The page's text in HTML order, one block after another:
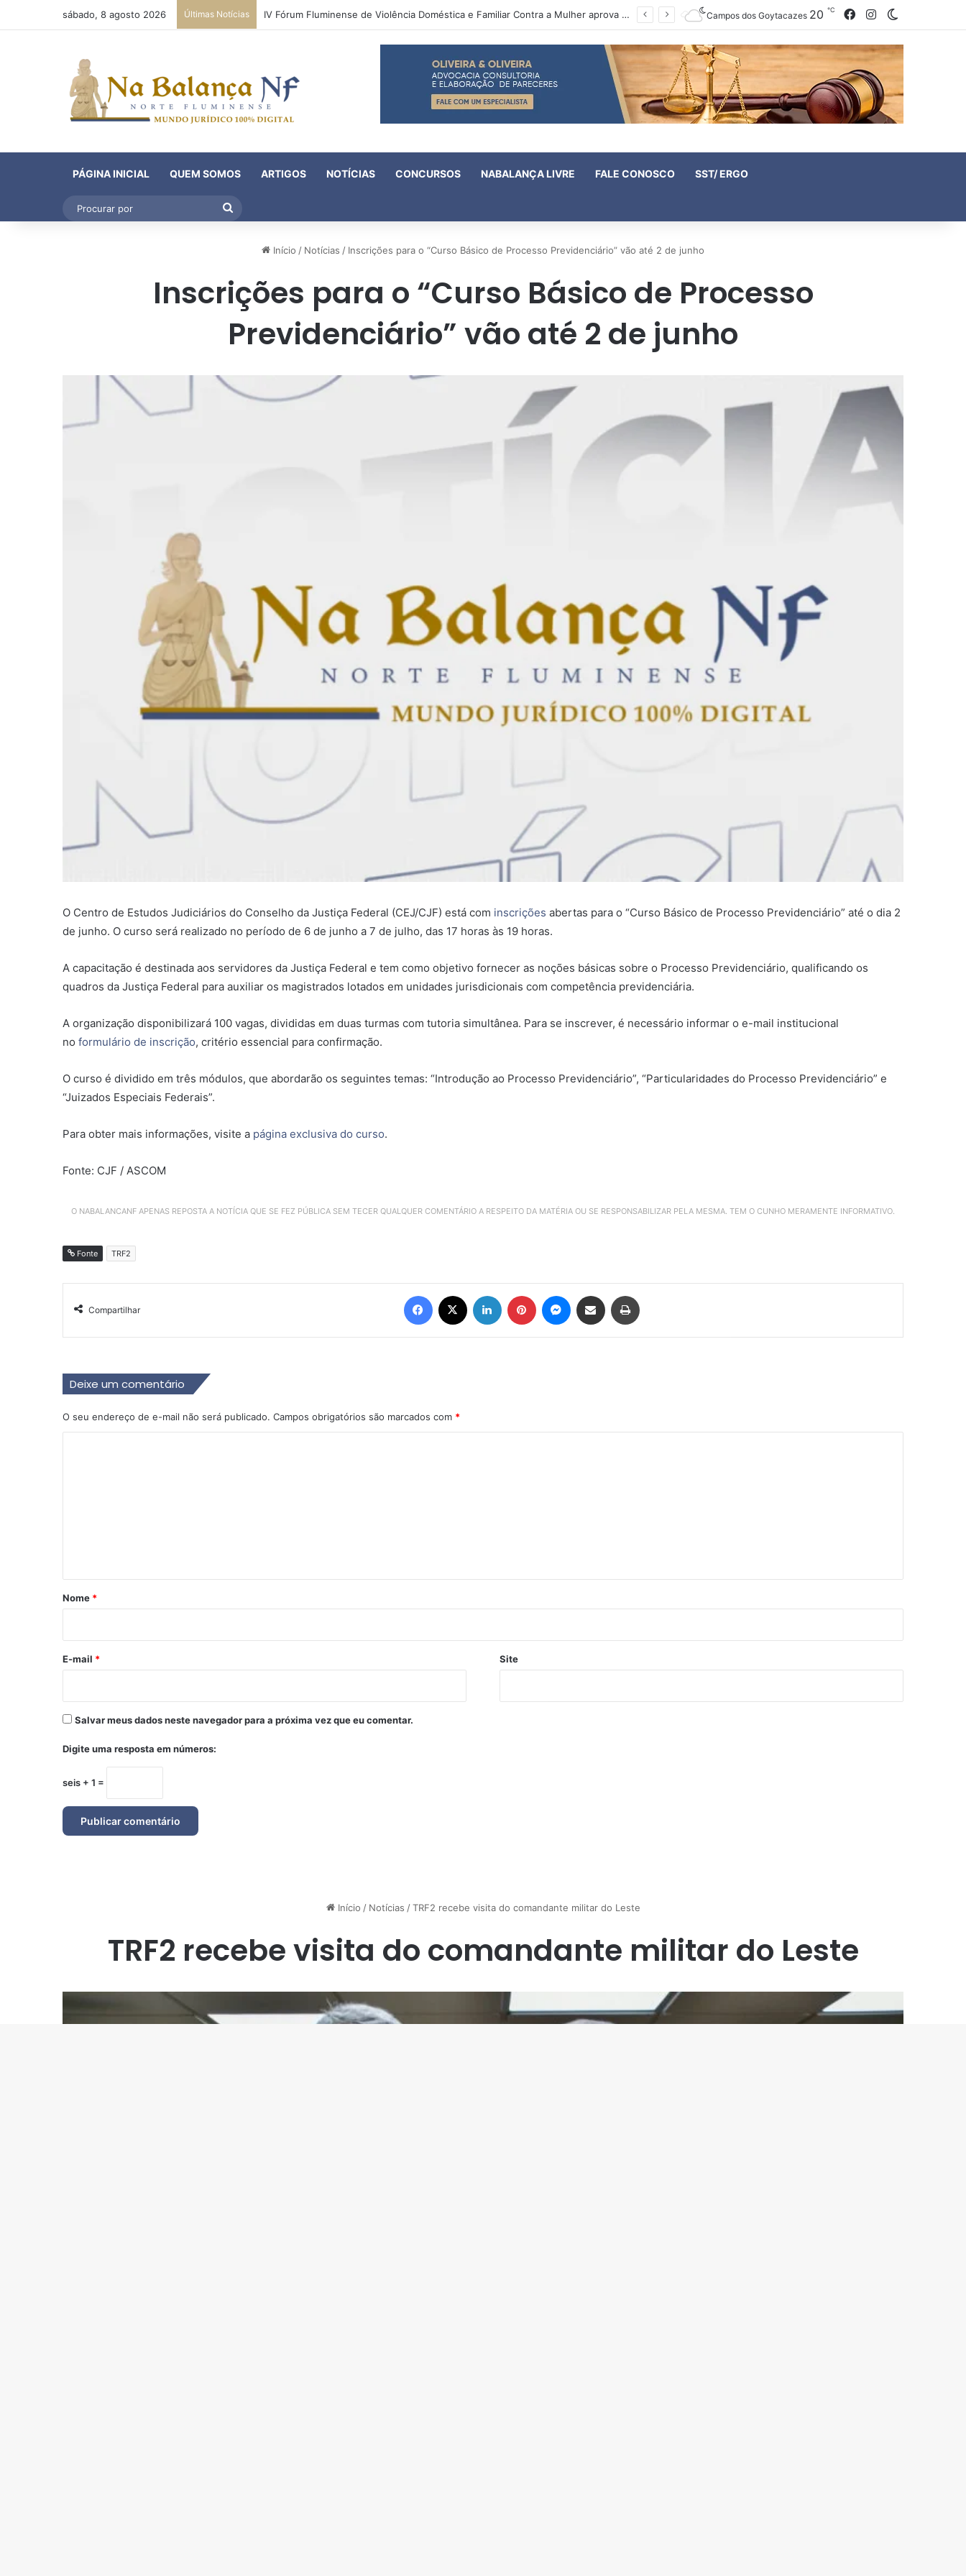
sábado, 8 agosto 2026 Últimas Notícias IV Fórum Fluminense de Violência Doméstica e Familiar Contra a Mulher aprova 18 enunciados Campos dos Goytacazes 20 ℃ FacebookInstagram
PÁGINA INICIAL QUEM SOMOS ARTIGOS NOTÍCIAS CONCURSOS NABALANÇA LIVRE FALE CONOSCO SST/ ERGO
Início / Notícias / Inscrições para o “Curso Básico de Processo Previdenciário” vão até 2 de junho
Inscrições para o “Curso Básico de Processo
Previdenciário” vão até 2 de junho
O Centro de Estudos Judiciários do Conselho da Justiça Federal (CEJ/CJF) está com inscrições abertas para o “Curso Básico de Processo Previdenciário” até o dia 2
de junho. O curso será realizado no período de 6 de junho a 7 de julho, das 17 horas às 19 horas.
A capacitação é destinada aos servidores da Justiça Federal e tem como objetivo fornecer as noções básicas sobre o Processo Previdenciário, qualificando os
quadros da Justiça Federal para auxiliar os magistrados lotados em unidades jurisdicionais com competência previdenciária.
A organização disponibilizará 100 vagas, divididas em duas turmas com tutoria simultânea. Para se inscrever, é necessário informar o e-mail institucional
no formulário de inscrição, critério essencial para confirmação.
O curso é dividido em três módulos, que abordarão os seguintes temas: “Introdução ao Processo Previdenciário”, “Particularidades do Processo Previdenciário” e
“Juizados Especiais Federais”.
Para obter mais informações, visite a página exclusiva do curso.
Fonte: CJF / ASCOM
O NABALANCANF APENAS REPOSTA A NOTÍCIA QUE SE FEZ PÚBLICA SEM TECER QUALQUER COMENTÁRIO A RESPEITO DA MATÉRIA OU SE RESPONSABILIZAR PELA MESMA. TEM O CUNHO MERAMENTE INFORMATIVO.
Fonte TRF2
Compartilhar
Deixe um comentário
O seu endereço de e-mail não será publicado. Campos obrigatórios são marcados com *
r
*
Nome *
E-mail * Site
Salvar meus dados neste navegador para a próxima vez que eu comentar.
Digite uma resposta em números:
seis + 1 =